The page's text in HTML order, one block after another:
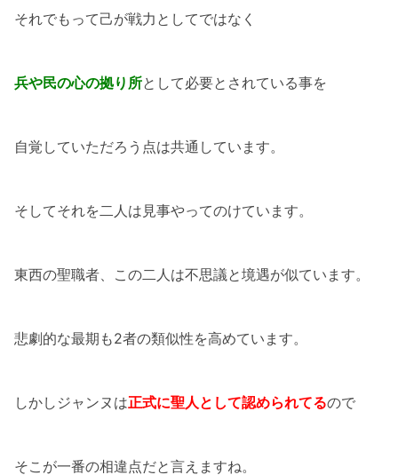
それでもって己が戦力としてではなく
兵や民の心の拠り所として必要とされている事を
自覚していただろう点は共通しています。
そしてそれを二人は見事やってのけています。
東西の聖職者、この二人は不思議と境遇が似ています。
悲劇的な最期も2者の類似性を高めています。
しかしジャンヌは正式に聖人として認められてるので
そこが一番の相違点だと言えますね。